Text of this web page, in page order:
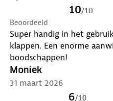
10/10
Beoordeeld
Super handig in het
klappen. Een enorme
boodschappen!
Moniek
31 maart 2026
6/10